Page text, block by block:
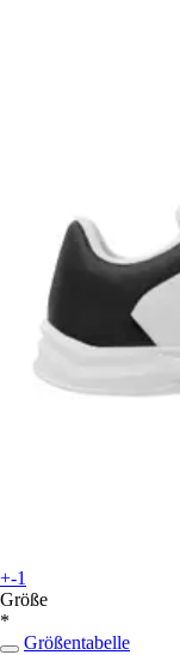
+-1
Größe
*
Größentabelle